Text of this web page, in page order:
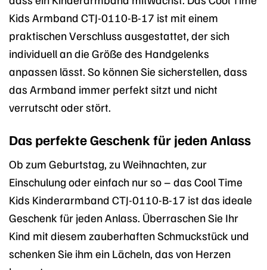
Kids Armband CTJ-0110-B-17 ist mit einem
praktischen Verschluss ausgestattet, der sich
individuell an die Größe des Handgelenks
anpassen lässt. So können Sie sicherstellen, dass
das Armband immer perfekt sitzt und nicht
verrutscht oder stört.
Das perfekte Geschenk für jeden Anlass
Ob zum Geburtstag, zu Weihnachten, zur
Einschulung oder einfach nur so – das Cool Time
Kids Kinderarmband CTJ-0110-B-17 ist das ideale
Geschenk für jeden Anlass. Überraschen Sie Ihr
Kind mit diesem zauberhaften Schmuckstück und
schenken Sie ihm ein Lächeln, das von Herzen